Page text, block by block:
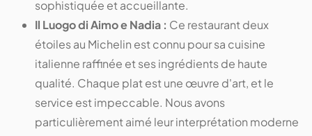
sophistiquée et accueillante​​​​.
Il Luogo di Aimo e Nadia : Ce restaurant deux
étoiles au Michelin est connu pour sa cuisine
italienne raffinée et ses ingrédients de haute
qualité. Chaque plat est une œuvre d'art, et le
service est impeccable. Nous avons
particulièrement aimé leur interprétation moderne